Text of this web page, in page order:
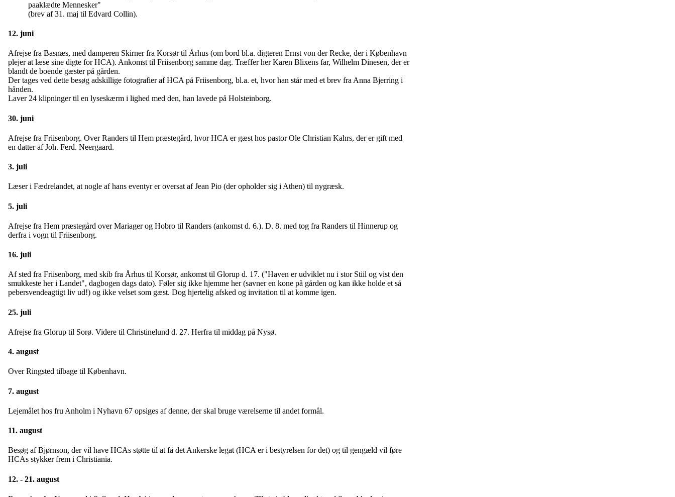
paaklædte Mennesker"
(brev af 31. maj til Edvard Collin).
12. juni
Afrejse fra Basnæs, med damperen Skirner fra Korsør til Århus (om bord bl.a. digteren Ernst von der Recke, der i København
plejer at læse sine digte for HCA). Ankomst til Friisenborg samme dag. Træffer her Karen Blixens far, Wilhelm Dinesen, der er
blandt de boende gæster på gården.
Der tages ved dette besøg adskillige fotografier af HCA på Friisenborg, bl.a. et, hvor han står med et brev fra Anna Bjerring i
hånden.
Laver 24 klipninger til en lyseskærm i lighed med den, han lavede på Holsteinborg.
30. juni
Afrejse fra Friisenborg. Over Randers til Hem præstegård, hvor HCA er gæst hos pastor Ole Christian Kahrs, der er gift med
en datter af Joh. Ferd. Neergaard.
3. juli
Læser i Fædrelandet, at nogle af hans eventyr er oversat af Jean Pio (der opholder sig i Athen) til nygræsk.
5. juli
Afrejse fra Hem præstegård over Mariager og Hobro til Randers (ankomst d. 6.). D. 8. med tog fra Randers til Hinnerup og
derfra i vogn til Friisenborg.
16. juli
Af sted fra Friisenborg, med skib fra Århus til Korsør, ankomst til Glorup d. 17. ("Haven er udviklet nu i stor Stiil og vist den
smukkeste her i Landet", dagbogen dags dato). Føler sig ikke hjemme her (savner en kone på gården og kan ikke holde et så
pebersvendeagtigt liv ud!) og ikke velset som gæst. Dog hjertelig afsked og invitation til at komme igen.
25. juli
Afrejse fra Glorup til Sorø. Videre til Christinelund d. 27. Herfra til middag på Nysø.
4. august
Over Ringsted tilbage til København.
7. august
Lejemålet hos fru Anholm i Nyhavn 67 opsiges af denne, der skal bruge værelserne til andet formål.
11. august
Besøg af Bjørnson, der vil have HCAs støtte til at få det Ankerske legat (HCA er i bestyrelsen for det) og til gengæld vil føre
HCAs stykker frem i Christiania.
12. - 21. august